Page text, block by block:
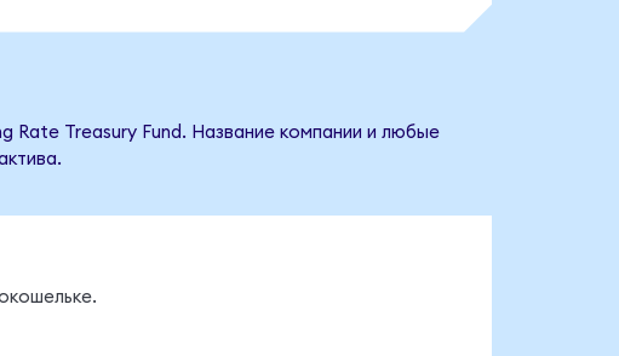
Treasury Fund. Название компании и любые